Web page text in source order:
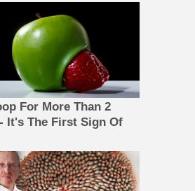
For More Than 2
It's The First Sign Of